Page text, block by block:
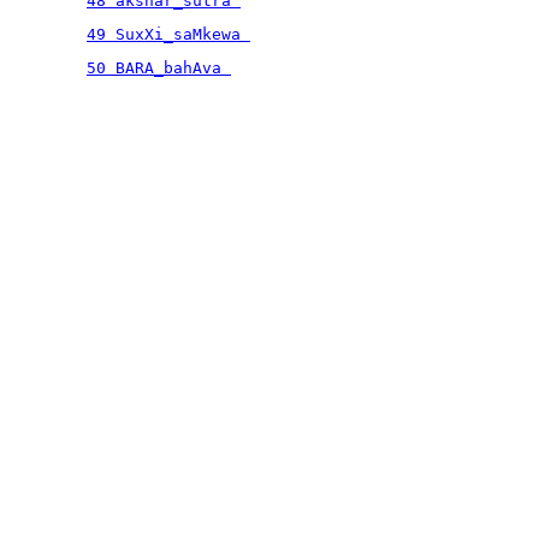
49 SuxXi_saMkewa
50 BARA_bahAva